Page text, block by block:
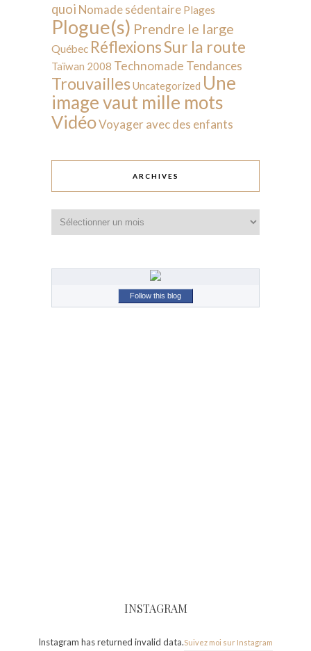
quoi Nomade sédentaire Plages
Plogue(s) Prendre le large
Québec RéflexionsSur la route
Taïwan 2008 Technomade Tendances
Trouvailles Uncategorized Une
image vaut mille mots
VidéoVoyager avec des enfants
ARCHIVES
Follow this blog
INSTAGRAM
Instagram has returned invalid data.Suivez moi sur Instagram